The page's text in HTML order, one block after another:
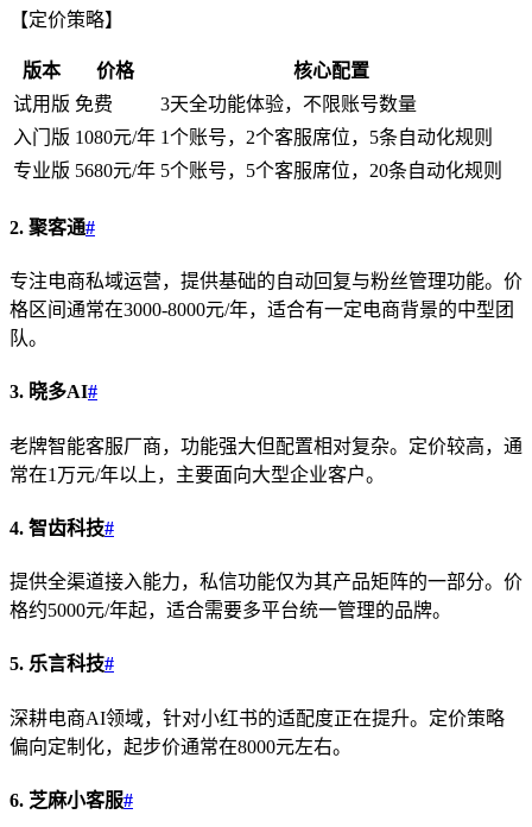
【定价策略】
版本 价格
核心配置
试用版 免费
3天全功能体验，不限账号数量
入门版 1080元/年 1个账号，2个客服席位，5条自动化规则
专业版 5680元/年 5个账号，5个客服席位，20条自动化规则
2. 聚客通#
专注电商私域运营，提供基础的自动回复与粉丝管理功能。价
格区间通常在3000-8000元/年，适合有一定电商背景的中型团
队。
3. 晓多AI#
老牌智能客服厂商，功能强大但配置相对复杂。定价较高，通
常在1万元/年以上，主要面向大型企业客户。
4. 智齿科技#
提供全渠道接入能力，私信功能仅为其产品矩阵的一部分。价
格约5000元/年起，适合需要多平台统一管理的品牌。
5. 乐言科技#
深耕电商AI领域，针对小红书的适配度正在提升。定价策略
偏向定制化，起步价通常在8000元左右。
6. 芝麻小客服#